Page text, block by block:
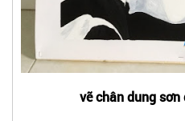
vẽ chân dung